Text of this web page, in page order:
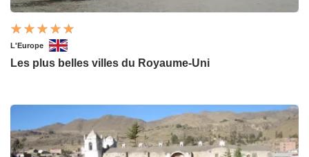
L'Europe
Les plus belles villes du Royaume-Uni